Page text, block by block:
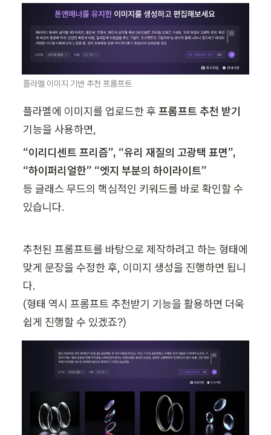
플라멜 이미지 기반 추천 프롬프트
플라멜에 이미지를 업로드한 후 프롬프트 추천 받기
기능을 사용하면,
“이리디센트 프리즘”, “유리 재질의 고광택 표면”,
등 글래스 무드의 핵심적인 키워드를 바로 확인할 수
있습니다.
추천된 프롬프트를 바탕으로 제작하려고 하는 형태에
맞게 문장을 수정한 후, 이미지 생성을 진행하면 됩니
다.
(형태 역시 프롬프트 추천받기 기능을 활용하면 더욱
쉽게 진행할 수 있겠죠?)